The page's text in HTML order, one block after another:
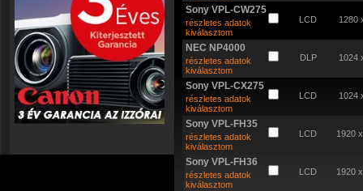
Sony VPL-CW275
részletes adatok
kiválasztom
LCD 1280
NEC NP4000
részletes adatok
kiválasztom
DLP 1024
Sony VPL-CX275
részletes adatok
kiválasztom
LCD 1024
Sony VPL-FH35
részletes adatok
kiválasztom
LCD 1920
Sony VPL-FH36
részletes adatok
kiválasztom
LCD 1920